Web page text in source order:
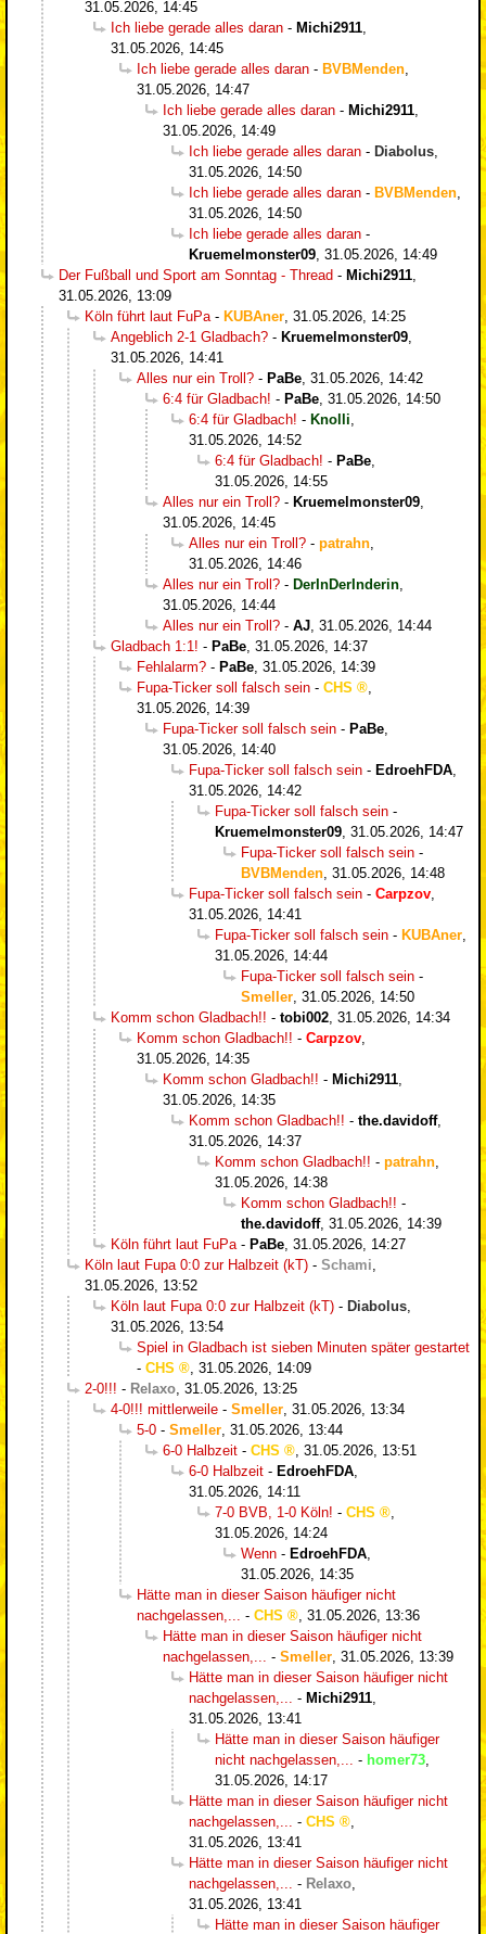
31.05.2026, 14:45
Ich liebe gerade alles daran - Michi2911
31.05.2026, 14:45
Ich liebe gerade alles daran - BVBMenden
31.05.2026, 14:47
Ich liebe gerade alles daran - Michi2911
31.05.2026, 14:49
Ich liebe gerade alles daran - Diabolus
31.05.2026, 14:50
Ich liebe gerade alles daran - BVBMenden
31.05.2026, 14:50
Ich liebe gerade alles daran -
Kruemelmonster09 31.05.2026, 14:49
Der Fußball und Sport am Sonntag - Thread - Michi2911
31.05.2026, 13:09
Köln führt laut FuPa - KUBAner 31.05.2026, 14:25
Angeblich 2-1 Gladbach? - Kruemelmonster09
31.05.2026, 14:41
Alles nur ein Troll? - PaBe 31.05.2026, 14:42
6:4 für Gladbach! - PaBe 31.05.2026, 14:50
6:4 für Gladbach! - Knolli
31.05.2026, 14:52
6:4 für Gladbach! - PaBe
31.05.2026, 14:55
Alles nur ein Troll? - Kruemelmonster09
31.05.2026, 14:45
Alles nur ein Troll? - patrahn
31.05.2026, 14:46
Alles nur ein Troll? - DerInDerInderin
31.05.2026, 14:44
Alles nur ein Troll? - AJ 31.05.2026, 14:44
Gladbach 1:1! - PaBe 31.05.2026, 14:37
Fehlalarm? - PaBe 31.05.2026, 14:39
Fupa-Ticker soll falsch sein - CHS
31.05.2026, 14:39
Fupa-Ticker soll falsch sein - PaBe
31.05.2026, 14:40
Fupa-Ticker soll falsch sein - EdroehFDA
31.05.2026, 14:42
Fupa-Ticker soll falsch sein -
Kruemelmonster09 31.05.2026, 14:47
Fupa-Ticker soll falsch sein -
BVBMenden 31.05.2026, 14:48
Fupa-Ticker soll falsch sein - Carpzov
31.05.2026, 14:41
Fupa-Ticker soll falsch sein - KUBAner
31.05.2026, 14:44
Fupa-Ticker soll falsch sein -
Smeller 31.05.2026, 14:50
Komm schon Gladbach!! - tobi002 31.05.2026, 14:34
Komm schon Gladbach!! - Carpzov
31.05.2026, 14:35
Komm schon Gladbach!! - Michi2911
31.05.2026, 14:35
Komm schon Gladbach!! - the.davidoff,
31.05.2026, 14:37
Komm schon Gladbach!! - patrahn
31.05.2026, 14:38
Komm schon Gladbach!! -
the.davidoff, 31.05.2026, 14:39
Köln führt laut FuPa - PaBe 31.05.2026, 14:27
Köln laut Fupa 0:0 zur Halbzeit (kT) - Schami
31.05.2026, 13:52
Köln laut Fupa 0:0 zur Halbzeit (kT) - Diabolus
31.05.2026, 13:54
Spiel in Gladbach ist sieben Minuten später gestartet
- CHS
31.05.2026, 14:09
2-0!!! - Relaxo 31.05.2026, 13:25
4-0!!! mittlerweile - Smeller 31.05.2026, 13:34
5-0 - Smeller 31.05.2026, 13:44
6-0 Halbzeit - CHS
31.05.2026, 13:51
6-0 Halbzeit - EdroehFDA
31.05.2026, 14:11
7-0 BVB, 1-0 Köln! - CHS
31.05.2026, 14:24
Wenn - EdroehFDA
31.05.2026, 14:35
Hätte man in dieser Saison häufiger nicht
nachgelassen,...
- CHS
31.05.2026, 13:36
Hätte man in dieser Saison häufiger nicht
nachgelassen,...
- Smeller 31.05.2026, 13:39
Hätte man in dieser Saison häufiger nicht
nachgelassen,...
- Michi2911
31.05.2026, 13:41
Hätte man in dieser Saison häufiger
nicht nachgelassen,...
- homer73
31.05.2026, 14:17
Hätte man in dieser Saison häufiger nicht
nachgelassen,...
- CHS
31.05.2026, 13:41
Hätte man in dieser Saison häufiger nicht
nachgelassen,...
- Relaxo
31.05.2026, 13:41
Hätte man in dieser Saison häufiger